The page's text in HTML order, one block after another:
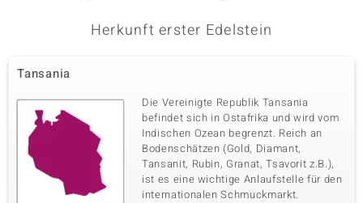
Herkunft erster Edelstein
Tansania
Die Vereinigte Republik Tansania
befindet sich in Ostafrika und wird vom
Indischen Ozean begrenzt. Reich an
Bodenschätzen (Gold, Diamant,
Tansanit, Rubin, Granat, Tsavorit z.B.),
ist es eine wichtige Anlaufstelle für den
internationalen Schmuckmarkt.